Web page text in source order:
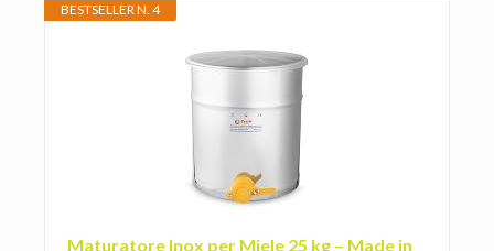
BESTSELLER N. 4
Maturatore Inox per Miele 25 kg – Made in